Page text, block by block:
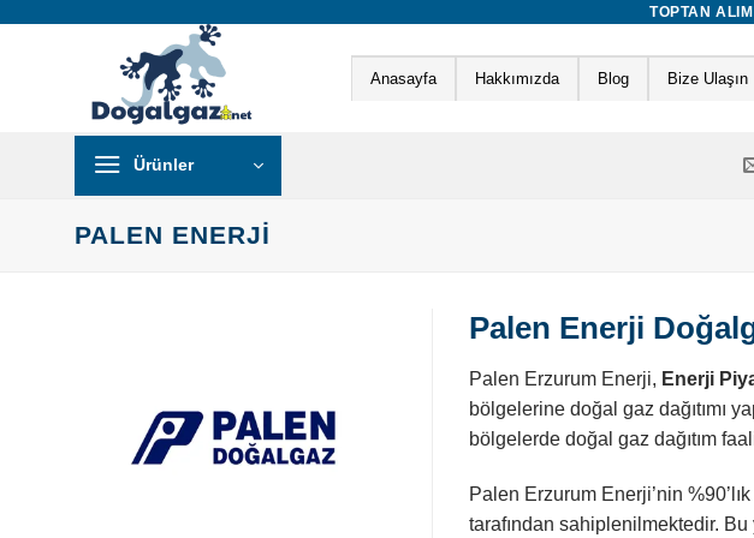
TOPTAN
Anasayfa Hakkımızda Blog Bize Ulaşın
Ürünler
PALEN ENERJI
Palen Enerji
Palen Erzurum Enerji, Enerji
bölgelerine doğal gaz dağıtımı
bölgelerde doğal gaz dağıtım
Palen Erzurum Enerji’nin
tarafından sahiplenilmektedir.